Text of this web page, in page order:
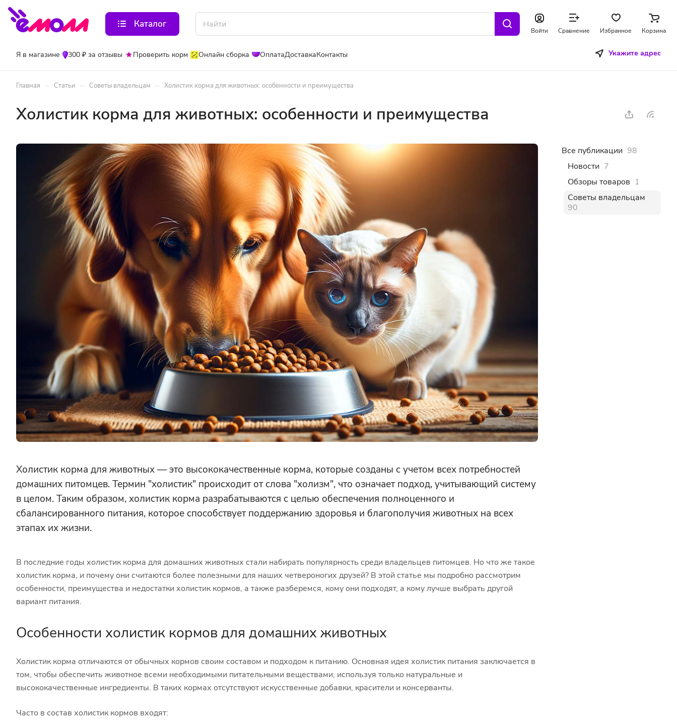
Каталог
Войти Сравнение Избранное Корзина
Я в магазине 300 ₽ за отзывы Проверить корм Онлайн сборка ОплатаДоставкаКонтакты Укажите адрес
Главная – Статьи – Советы владельцам – Холистик корма для животных: особенности и преимущества
Холистик корма для животных: особенности и преимущества
Холистик корма для животных — это высококачественные корма, которые созданы с учетом всех потребностей
домашних питомцев. Термин "холистик" происходит от слова "холизм", что означает подход, учитывающий систему
в целом. Таким образом, холистик корма разрабатываются с целью обеспечения полноценного и
сбалансированного питания, которое способствует поддержанию здоровья и благополучия животных на всех
этапах их жизни.
В последние годы холистик корма для домашних животных стали набирать популярность среди владельцев питомцев. Но что же такое
холистик корма, и почему они считаются более полезными для наших четвероногих друзей? В этой статье мы подробно рассмотрим
особенности, преимущества и недостатки холистик кормов, а также разберемся, кому они подходят, а кому лучше выбрать другой
вариант питания.
Особенности холистик кормов для домашних животных
Холистик корма отличаются от обычных кормов своим составом и подходом к питанию. Основная идея холистик питания заключается в
том, чтобы обеспечить животное всеми необходимыми питательными веществами, используя только натуральные и
высококачественные ингредиенты. В таких кормах отсутствуют искусственные добавки, красители и консерванты.
Часто в состав холистик кормов входят:
Все публикации 98
Новости 7
Обзоры товаров 1
Советы владельцам
90